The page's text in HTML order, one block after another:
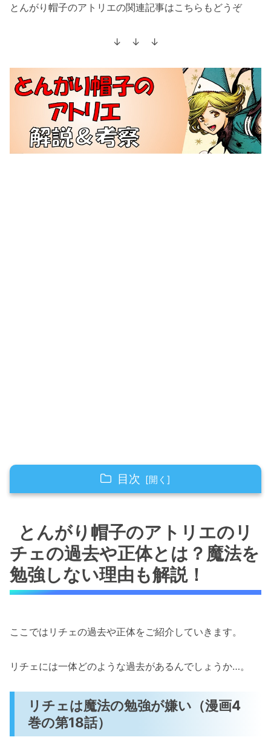
とんがり帽子のアトリエの関連記事はこちらもどうぞ
↓ ↓ ↓
目次
とは？魔法を勉強しない理由も解説！
リチェは魔法の勉強が嫌い（漫画4巻の第
18話）
リチェは幼児期から兄・リリフィンと仲良
し（漫画4巻の第19話）
生徒だった（漫画5巻の第25話）
育方針（漫画5巻の第25話）
とんがり帽子のアトリエのリチェが過去を克
服！意外に商売の才能があった！？
リチェがユイニィの魔法陣を見て自分の目
とんがり帽子のアトリエのリ
チェの過去や正体とは？魔法を
勉強しない理由も解説！
ここではリチェの過去や正体をご紹介していきます。
リチェには一体どのような過去があるんでしょうか…。
リチェは魔法の勉強が嫌い（漫画4
巻の第18話）